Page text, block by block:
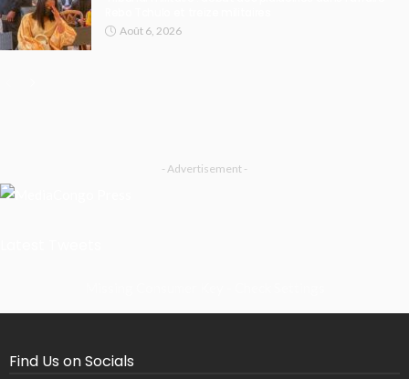
Août 6, 2026
- Advertisement -
Find Us on Socials